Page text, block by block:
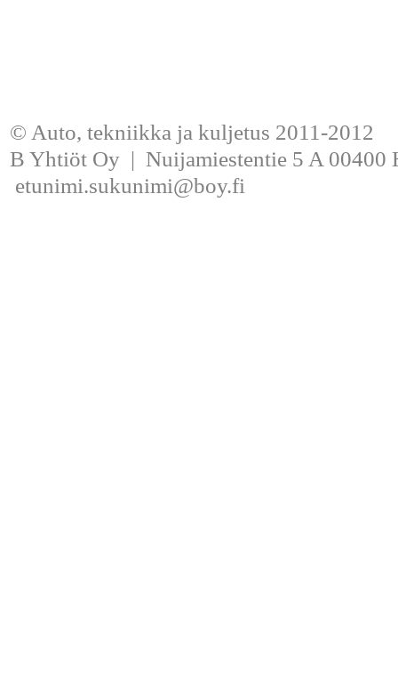
© Auto, tekniikka ja kuljetus 2011-2012
B Yhtiöt Oy | Nuijamiestentie 5 A
etunimi.sukunimi@boy.fi